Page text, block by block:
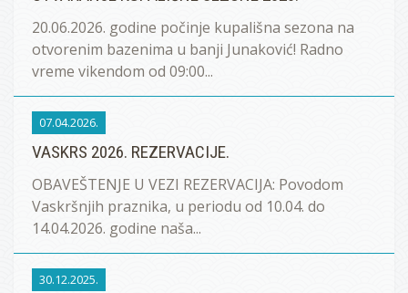
20.06.2026. godine počinje kupališna sezona na
otvorenim bazenima u banji Junaković! Radno
vreme vikendom od 09:00...
07.04.2026.
VASKRS 2026. REZERVACIJE.
OBAVEŠTENJE U VEZI REZERVACIJA: Povodom
Vaskršnjih praznika, u periodu od 10.04. do
14.04.2026. godine naša...
30.12.2025.